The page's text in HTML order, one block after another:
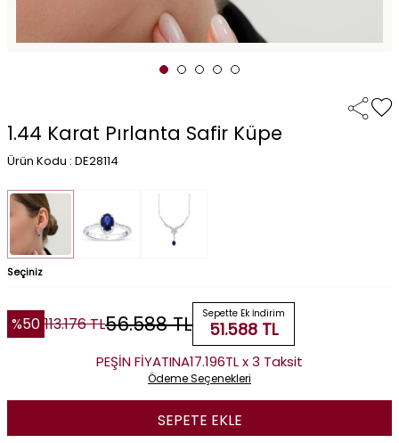
1.44 Karat Pırlanta Safir Küpe
Ürün Kodu : DE28114
Seçiniz
%50 113.176TL56.588TL Sepette Ek İndirim
51.588 TL
PEŞİN FİYATINA17.196TL x 3 Taksit
Ödeme Seçenekleri
SEPETE EKLE